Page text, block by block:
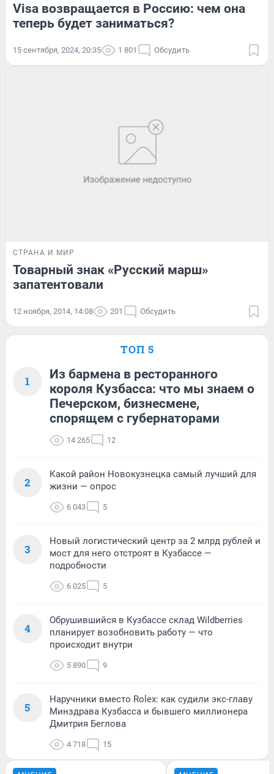
Visa возвращается в Россию: чем она
теперь будет заниматься?
15 сентября, 2024, 20:35 1 801 Обсудить
СТРАНА И МИР
Товарный знак «Русский марш»
запатентовали
12 ноября, 2014, 14:08 201 Обсудить
ТОП 5
1
Из бармена в ресторанного
короля Кузбасса: что мы знаем о
Печерском, бизнесмене,
спорящем с губернаторами
14 265 12
2
Какой район Новокузнецка самый лучший для
жизни — опрос
6 043 5
3
Новый логистический центр за 2 млрд рублей и
мост для него отстроят в Кузбассе —
подробности
6 025 5
4
Обрушившийся в Кузбассе склад Wildberries
планирует возобновить работу — что
происходит внутри
5 890 9
5
Наручники вместо Rolex: как судили экс-главу
Минздрава Кузбасса и бывшего миллионера
Дмитрия Беглова
4 718 15